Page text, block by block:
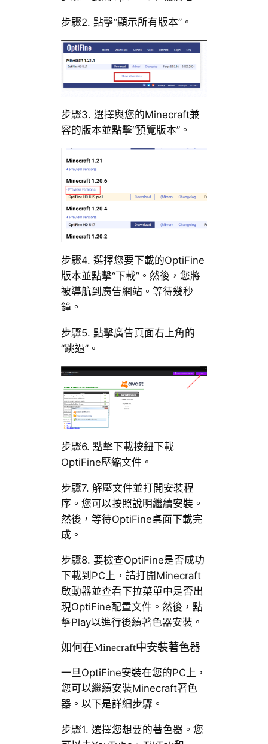
步驟2. 點擊“顯示所有版本”。
步驟3. 選擇與您的Minecraft兼
容的版本並點擊“預覽版本”。
步驟4. 選擇您要下載的OptiFine
版本並點擊“下載”。然後，您將
被導航到廣告網站。等待幾秒
鐘。
步驟5. 點擊廣告頁面右上角的
“跳過”。
步驟6. 點擊下載按鈕下載
OptiFine壓縮文件。
步驟7. 解壓文件並打開安裝程
序。您可以按照說明繼續安裝。
然後，等待OptiFine桌面下載完
成。
步驟8. 要檢查OptiFine是否成功
下載到PC上，請打開Minecraft
啟動器並查看下拉菜單中是否出
現OptiFine配置文件。然後，點
擊Play以進行後續著色器安裝。
如何在Minecraft中安裝著色器
一旦OptiFine安裝在您的PC上，
您可以繼續安裝Minecraft著色
器。以下是詳細步驟。
步驟1. 選擇您想要的著色器。您